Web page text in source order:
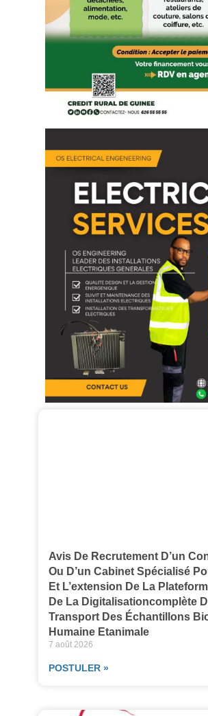
Avis De Recrutement D’un
Ou D’un Cabinet Spécialisé
Et L’extension De La
De La Digitalisationcomplète
Transport Des Échantillons
Humaine Etanimale
7 août 2026
POSTULER »